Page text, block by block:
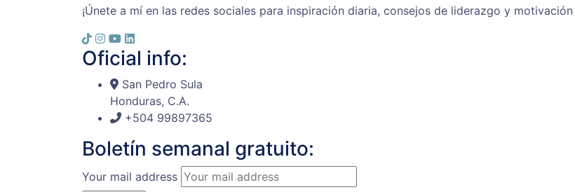
¡Únete a mí en las redes sociales para inspiración diaria, consejos de liderazgo y
Oficial info:
San Pedro Sula
Honduras, C.A.
+504 99897365
Boletín semanal gratuito:
Your mail address